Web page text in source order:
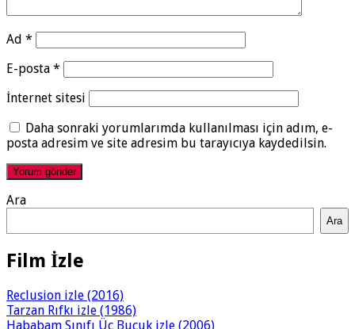
Ad *
E-posta *
İnternet sitesi
Daha sonraki yorumlarımda kullanılması için adım, e-
posta adresim ve site adresim bu tarayıcıya kaydedilsin.
Ara
Ara
Film İzle
Reclusion izle (2016)
Tarzan Rıfkı izle (1986)
Hababam Sınıfı Üç Buçuk izle (2006)